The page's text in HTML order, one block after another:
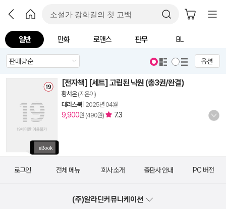
일반 만화 로맨스 판무 BL
옵션
[전자책] [세트] 고립된 낙원 (총3권/완결)
황서은(지은이)
테라스북| 2025년 04월
9,900원 (490원) 7.3
로그인 전체 메뉴 회사 소개 출판사 안내 PC 버전
(주)알라딘커뮤니케이션